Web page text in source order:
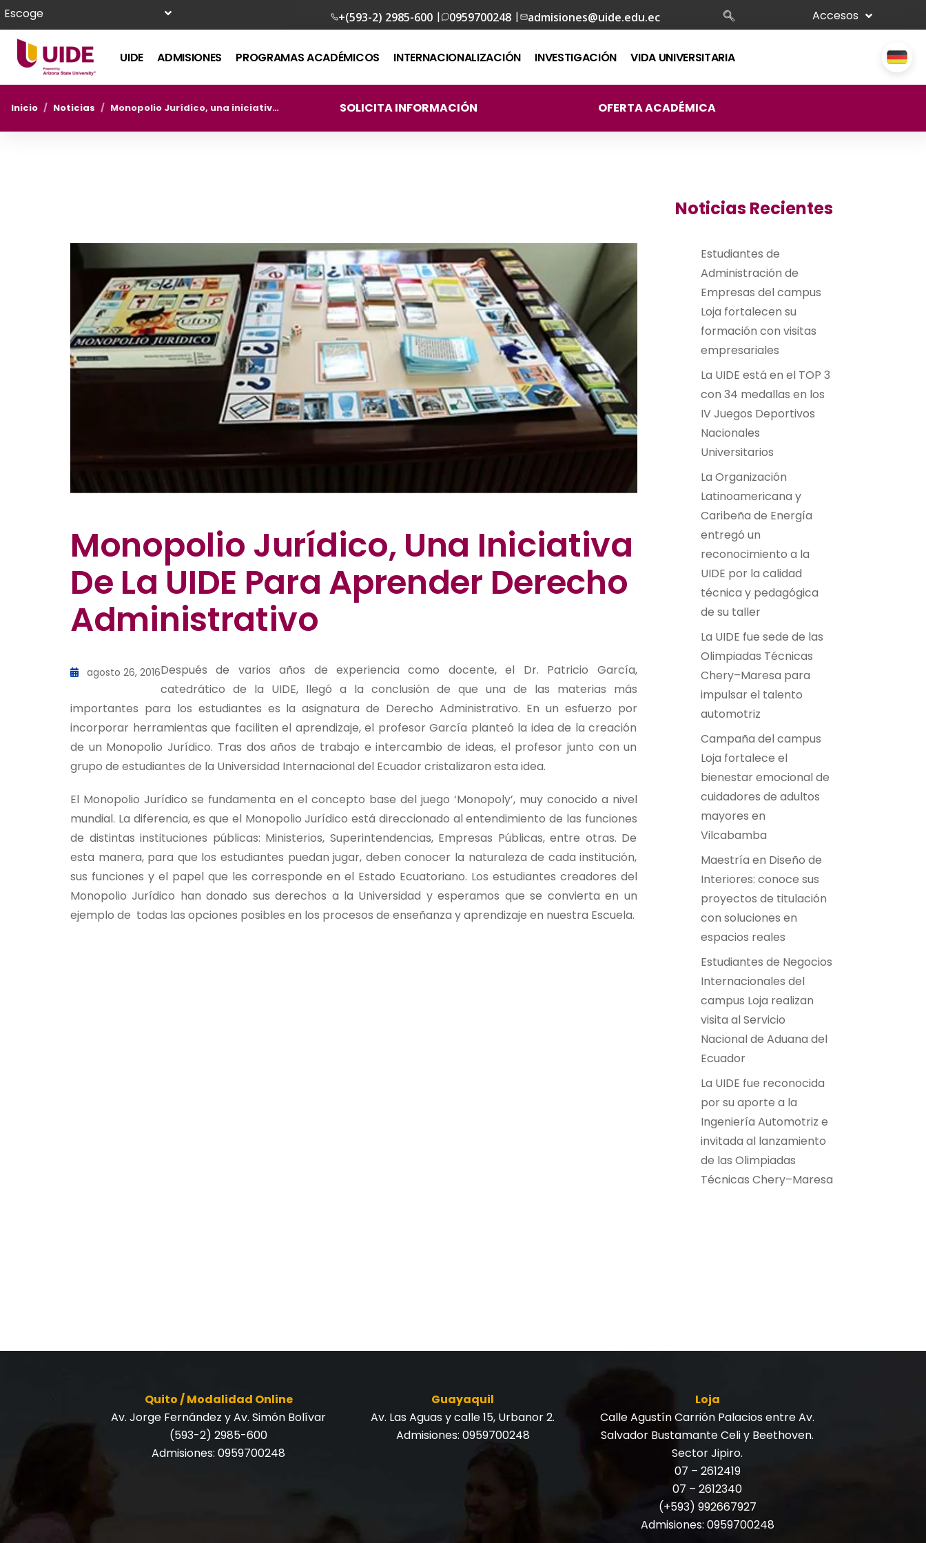
Escoge +(593-2) 2985-600 | 0959700248 | admisiones@uide.edu.ec Accesos
UIDE ADMISIONES PROGRAMAS ACADÉMICOS INTERNACIONALIZACIÓN INVESTIGACIÓN VIDA UNIVERSITARIA
Inicio / Noticias / Monopolio Jurídico, una iniciativa de la UIDE para aprender Derecho Administrativo SOLICITA INFORMACIÓN OFERTA ACADÉMICA
Monopolio Jurídico, Una Iniciativa
De La UIDE Para Aprender Derecho
Administrativo
agosto 26, 2016Después de varios años de experiencia como docente, el Dr. Patricio García,
catedrático de la UIDE, llegó a la conclusión de que una de las materias más
importantes para los estudiantes es la asignatura de Derecho Administrativo. En un esfuerzo por
incorporar herramientas que faciliten el aprendizaje, el profesor García planteó la idea de la creación
de un Monopolio Jurídico. Tras dos años de trabajo e intercambio de ideas, el profesor junto con un
grupo de estudiantes de la Universidad Internacional del Ecuador cristalizaron esta idea.
El Monopolio Jurídico se fundamenta en el concepto base del juego ‘Monopoly’, muy conocido a nivel
mundial. La diferencia, es que el Monopolio Jurídico está direccionado al entendimiento de las funciones
de distintas instituciones públicas: Ministerios, Superintendencias, Empresas Públicas, entre otras. De
esta manera, para que los estudiantes puedan jugar, deben conocer la naturaleza de cada institución,
sus funciones y el papel que les corresponde en el Estado Ecuatoriano. Los estudiantes creadores del
Monopolio Jurídico han donado sus derechos a la Universidad y esperamos que se convierta en un
ejemplo de todas las opciones posibles en los procesos de enseñanza y aprendizaje en nuestra Escuela.
Noticias Recientes
Estudiantes de
Administración de
Empresas del campus
Loja fortalecen su
formación con visitas
empresariales
La UIDE está en el TOP 3
con 34 medallas en los
IV Juegos Deportivos
Nacionales
Universitarios
La Organización
Latinoamericana y
Caribeña de Energía
entregó un
reconocimiento a la
UIDE por la calidad
técnica y pedagógica
de su taller
La UIDE fue sede de las
Olimpiadas Técnicas
Chery–Maresa para
impulsar el talento
automotriz
Campaña del campus
Loja fortalece el
bienestar emocional de
cuidadores de adultos
mayores en
Vilcabamba
Maestría en Diseño de
Interiores: conoce sus
proyectos de titulación
con soluciones en
espacios reales
Estudiantes de Negocios
Internacionales del
campus Loja realizan
visita al Servicio
Nacional de Aduana del
Ecuador
La UIDE fue reconocida
por su aporte a la
Ingeniería Automotriz e
invitada al lanzamiento
de las Olimpiadas
Técnicas Chery–Maresa
Quito / Modalidad Online
Av. Jorge Fernández y Av. Simón Bolívar
(593-2) 2985-600
Admisiones:0959700248
Guayaquil
Av. Las Aguas y calle 15, Urbanor 2.
Admisiones: 0959700248
Loja
Calle Agustín Carrión Palacios entre Av.
Salvador Bustamante Celi y Beethoven.
Sector Jipiro.
07 – 2612419
07 – 2612340
(+593) 992667927
Admisiones: 0959700248